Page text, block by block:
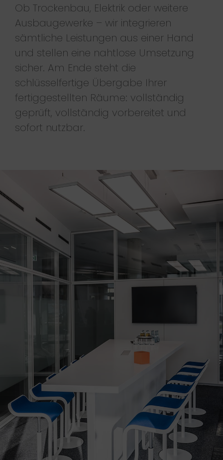
Ob Trockenbau, Elektrik oder weitere
Ausbaugewerke – wir integrieren
sämtliche Leistungen aus einer Hand
und stellen eine nahtlose Umsetzung
sicher. Am Ende steht die
schlüsselfertige Übergabe Ihrer
fertiggestellten Räume: vollständig
geprüft, vollständig vorbereitet und
sofort nutzbar.